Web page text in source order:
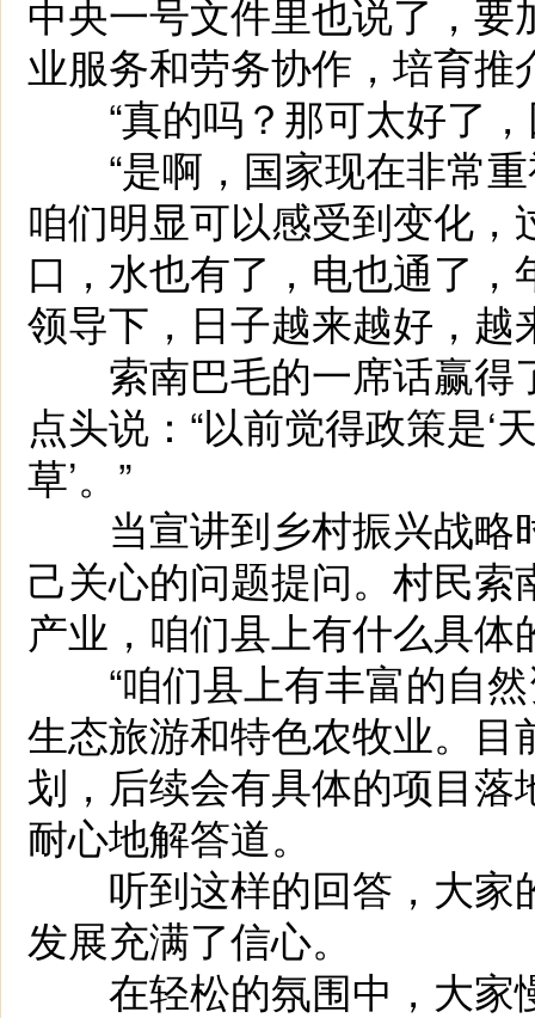
中央一号文件里也说了，
业服务和劳务协作，培育推
“真的吗？那可太好了，
“是啊，国家现在非常重
咱们明显可以感受到变化
口，水也有了，电也通了
领导下，日子越来越好，越
索南巴毛的一席话赢得
点头说：“以前觉得政策是‘
草’。”
当宣讲到乡村振兴战略
己关心的问题提问。村民索
产业，咱们县上有什么具体
“咱们县上有丰富的自然
生态旅游和特色农牧业。
划，后续会有具体的项目落
耐心地解答道。
听到这样的回答，大家
发展充满了信心。
在轻松的氛围中，大家